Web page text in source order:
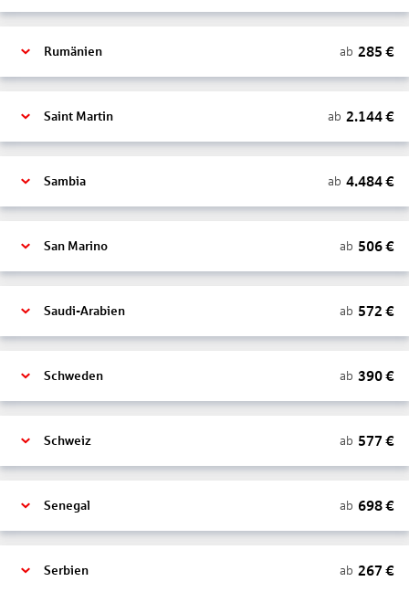
Rumänien ab 285 €
Saint Martin ab 2.144€
Sambia ab 4.484€
San Marino ab 506€
Saudi-Arabien ab 572 €
Schweden ab 390€
Schweiz ab 577 €
Senegal ab 698€
Serbien ab 267 €